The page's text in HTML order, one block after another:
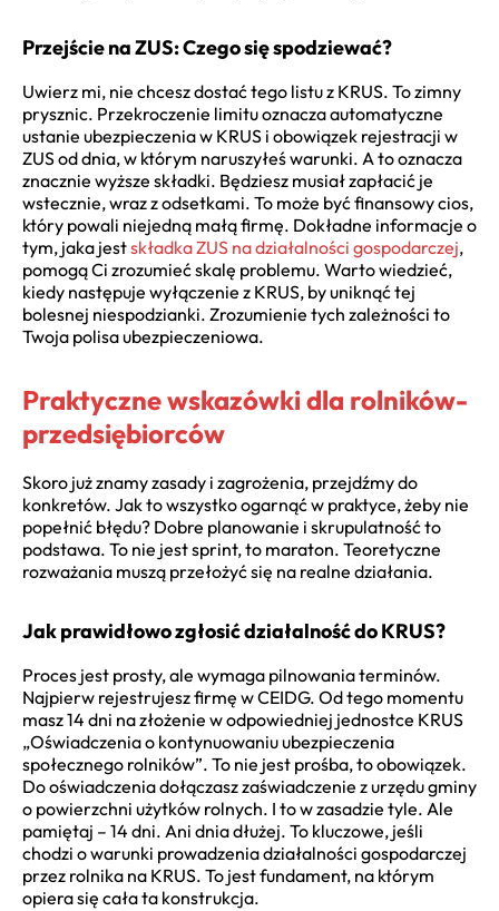
Przejście na ZUS: Czego się spodziewać?
Uwierz mi, nie chcesz dostać tego listu z KRUS. To zimny
prysznic. Przekroczenie limitu oznacza automatyczne
ustanie ubezpieczenia w KRUS i obowiązek rejestracji w
ZUS od dnia, w którym naruszyłeś warunki. A to oznacza
znacznie wyższe składki. Będziesz musiał zapłacić je
wstecznie, wraz z odsetkami. To może być finansowy cios,
który powali niejedną małą firmę. Dokładne informacje o
tym, jaka jestskładka ZUS na działalności gospodarczej,
pomogą Ci zrozumieć skalę problemu. Warto wiedzieć,
kiedy następuje wyłączenie z KRUS, by uniknąć tej
bolesnej niespodzianki. Zrozumienie tych zależności to
Twoja polisa ubezpieczeniowa.
Praktyczne wskazówki dla rolników-
przedsiębiorców
Skoro już znamy zasady i zagrożenia, przejdźmy do
konkretów. Jak to wszystko ogarnąć w praktyce, żeby nie
popełnić błędu? Dobre planowanie i skrupulatność to
podstawa. To nie jest sprint, to maraton. Teoretyczne
rozważania muszą przełożyć się na realne działania.
Jak prawidłowo zgłosić działalność do KRUS?
Proces jest prosty, ale wymaga pilnowania terminów.
Najpierw rejestrujesz firmę w CEIDG. Od tego momentu
masz 14 dni na złożenie w odpowiedniej jednostce KRUS
„Oświadczenia o kontynuowaniu ubezpieczenia
społecznego rolników”. To nie jest prośba, to obowiązek.
Do oświadczenia dołączasz zaświadczenie z urzędu gminy
o powierzchni użytków rolnych. I to w zasadzie tyle. Ale
pamiętaj – 14 dni. Ani dnia dłużej. To kluczowe, jeśli
chodzi o warunki prowadzenia działalności gospodarczej
przez rolnika na KRUS. To jest fundament, na którym
opiera się cała ta konstrukcja.